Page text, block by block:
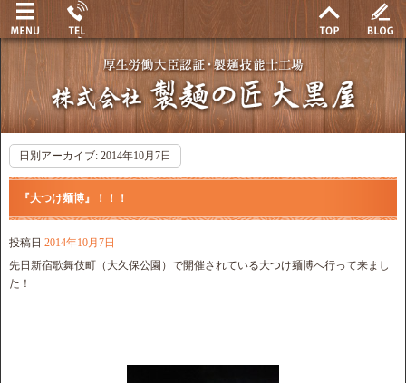
日別アーカイブ: 2014年10月7日
『大つけ麺博』！！！
投稿日 2014年10月7日
先日新宿歌舞伎町（大久保公園）で開催されている大つけ麺博へ行って来まし
た！